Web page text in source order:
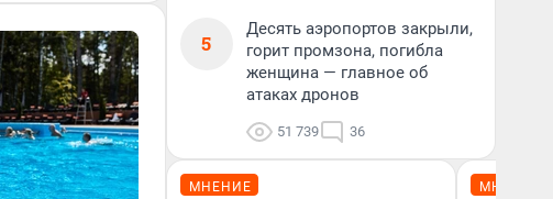
5
Десять аэропортов закрыли,
горит промзона, погибла
женщина — главное об
атаках дронов
51 739 36
МНЕНИЕ МНЕНИЕ